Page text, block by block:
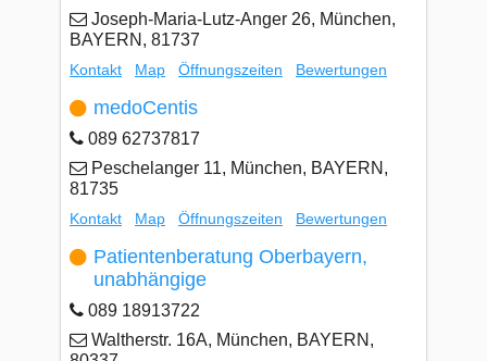
Joseph-Maria-Lutz-Anger 26, München,
BAYERN, 81737
Kontakt Map Öffnungszeiten Bewertungen
medoCentis
089 62737817
Peschelanger 11, München, BAYERN,
81735
Kontakt Map Öffnungszeiten Bewertungen
Patientenberatung Oberbayern,
unabhängige
089 18913722
Waltherstr. 16A, München, BAYERN,